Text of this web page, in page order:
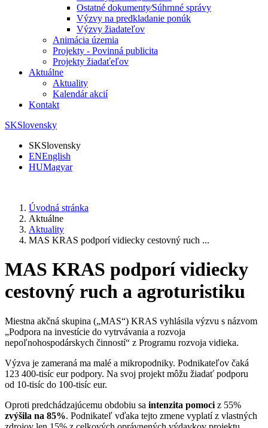
Ostatné dokumenty⁄Súhrnné správy
Výzvy na predkladanie ponúk
Výzvy žiadateľov
Animácia územia
Projekty - Povinná publicita
Projekty žiadaťeľov
Aktuálne
Aktuality
Kalendár akcií
Kontakt
SKSlovensky
SKSlovensky
ENEnglish
HUMagyar
Úvodná stránka
Aktuálne
Aktuality
MAS KRAS podporí vidiecky cestovný ruch ...
MAS KRAS podporí vidiecky
cestovný ruch a agroturistiku
Miestna akčná skupina („MAS“) KRAS vyhlásila výzvu s názvom
„Podpora na investície do vytrvávania a rozvoja
nepoľnohospodárskych činností“ z Programu rozvoja vidieka.
Výzva je zameraná ma malé a mikropodniky. Podnikateľov čaká
123 400-tisíc eur podpory. Na svoj projekt môžu žiadať podporu
od 10-tisíc do 100-tisíc eur.
Oproti predchádzajúcemu obdobiu sa intenzita pomoci z 55%
zvýšila na 85%. Podnikateľ vďaka tejto zmene vyplatí z vlastných